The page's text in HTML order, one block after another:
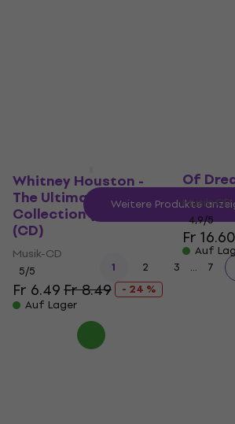
Whitney Houston -
The Ultimate
Collection (Reissue)
(CD)
Musik-CD
5/5
Fr 6.49Fr 8.49
- 24 %
Auf Lager
Of
Musik-CD
4,9/5
Fr 16.60
Auf
Weitere Produkte
1 2 3 ... 7